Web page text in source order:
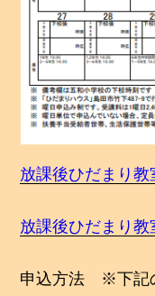
放課後ひだまり教
放課後ひだまり
申込方法 ※下記